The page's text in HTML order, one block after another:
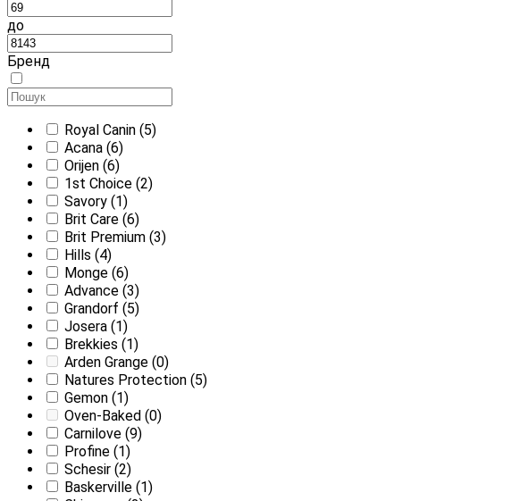
до
Бренд
Royal Canin (5)
Acana (6)
Orijen (6)
1st Choice (2)
Savory (1)
Brit Care (6)
Brit Premium (3)
Hills (4)
Monge (6)
Advance (3)
Grandorf (5)
Josera (1)
Brekkies (1)
Arden Grange (0)
Natures Protection (5)
Gemon (1)
Oven-Baked (0)
Carnilove (9)
Profine (1)
Schesir (2)
Baskerville (1)